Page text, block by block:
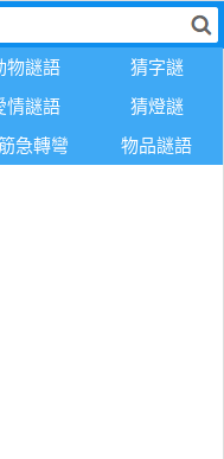
物謎語
猜字謎
情謎語
猜燈謎
急轉彎 物品謎語